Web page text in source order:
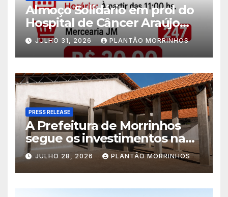
Almoço Solidário em prol do
Hospital de Câncer Araújo
Jorge é realizado no Jardim
América
JULHO 31, 2026 PLANTÃO MORRINHOS
PRESS RELEASE
A Prefeitura de Morrinhos
segue os investimentos na
educação. A obra da Escola
Municipal Eudóxio de
Figueiredo avança em ritmo
acelerado e já ganha forma.
JULHO 28, 2026 PLANTÃO MORRINHOS